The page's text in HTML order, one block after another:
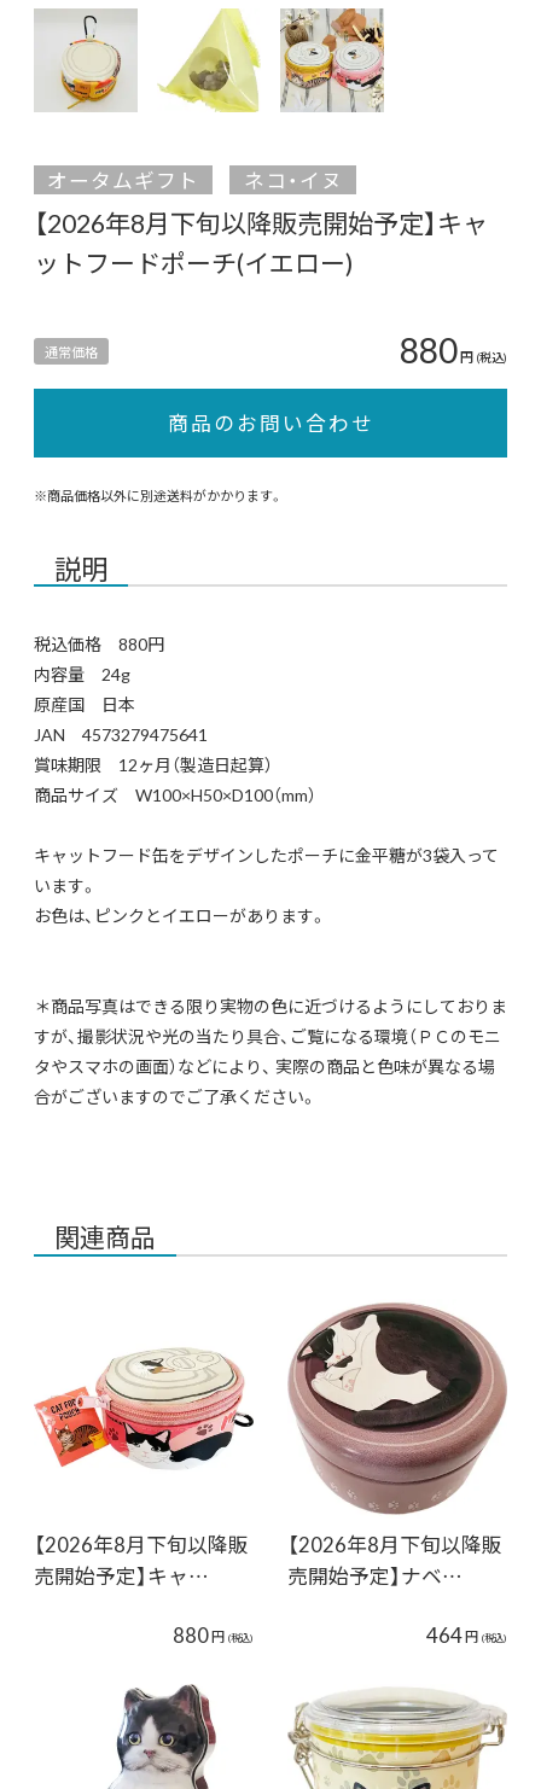
オータムギフト ネコ・イヌ
【2026年8月下旬以降販売開始予定】キャ
ットフードポーチ(イエロー)
通常価格 880円 (税込)
商品のお問い合わせ
※商品価格以外に別途送料がかかります。
説明
税込価格 880円
内容量 24g
原産国 日本
JAN 4573279475641
賞味期限 12ヶ月（製造日起算）
商品サイズ W100×H50×D100（mm）
キャットフード缶をデザインしたポーチに金平糖が3袋入って
います。
お色は、ピンクとイエローがあります。
＊商品写真はできる限り実物の色に近づけるようにしておりま
すが、撮影状況や光の当たり具合、ご覧になる環境（ＰＣのモニ
タやスマホの画面）などにより、 実際の商品と色味が異なる場
合がございますのでご了承ください。
関連商品
【2026年8月下旬以降販
売開始予定】キャ…
880円 (税込)
【2026年8月下旬以降販
売開始予定】ナベ…
464円 (税込)